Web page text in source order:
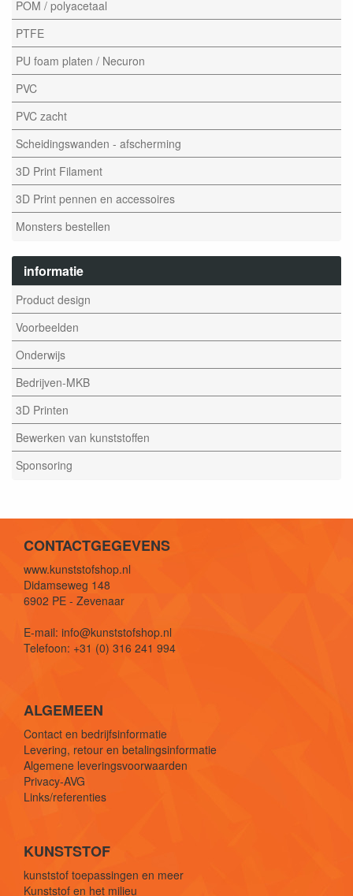
POM / polyacetaal
PTFE
PU foam platen / Necuron
PVC
PVC zacht
Scheidingswanden - afscherming
3D Print Filament
3D Print pennen en accessoires
Monsters bestellen
informatie
Product design
Voorbeelden
Onderwijs
Bedrijven-MKB
3D Printen
Bewerken van kunststoffen
Sponsoring
CONTACTGEGEVENS
www.kunststofshop.nl
Didamseweg 148
6902 PE - Zevenaar
E-mail: info@kunststofshop.nl
Telefoon: +31 (0) 316 241 994
ALGEMEEN
Contact en bedrijfsinformatie
Levering, retour en betalingsinformatie
Algemene leveringsvoorwaarden
Privacy-AVG
Links/referenties
KUNSTSTOF
kunststof toepassingen en meer
Kunststof en het milieu